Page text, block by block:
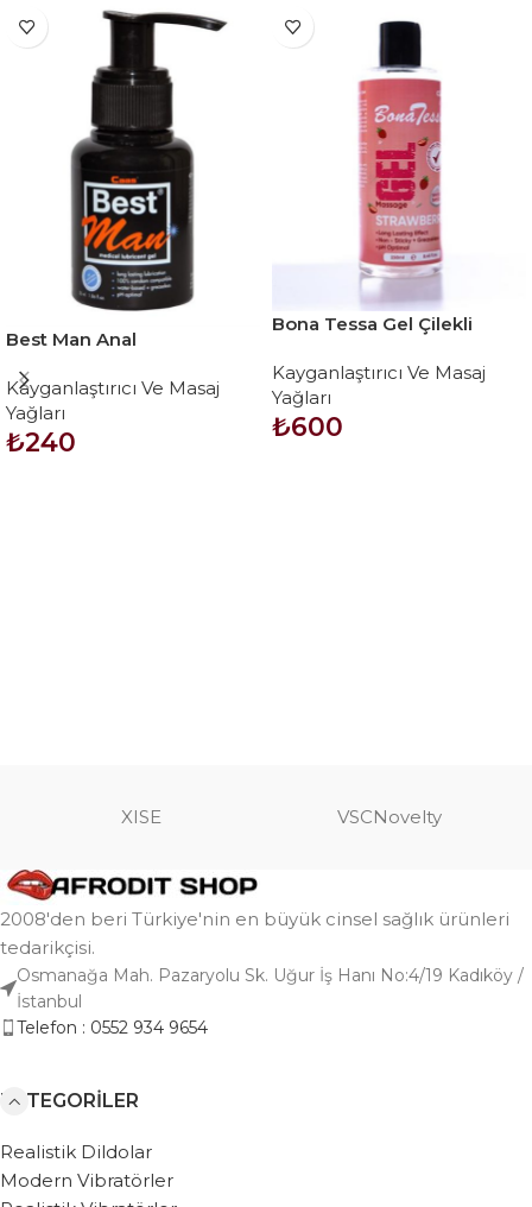
Best Man Anal
Kayganlaştırıcı Ve Masaj
Yağları
₺240
Bona Tessa Gel Çilekli
Kayganlaştırıcı Ve Masaj
Yağları
₺600
XISE VSCNovelty
2008'den beri Türkiye'nin en büyük cinsel sağlık ürünleri
tedarikçisi.
Osmanağa Mah. Pazaryolu Sk. Uğur İş Hanı No:4/19 Kadıköy /
İstanbul
Telefon : 0552 934 9654
KATEGORILER
Realistik Dildolar
Modern Vibratörler